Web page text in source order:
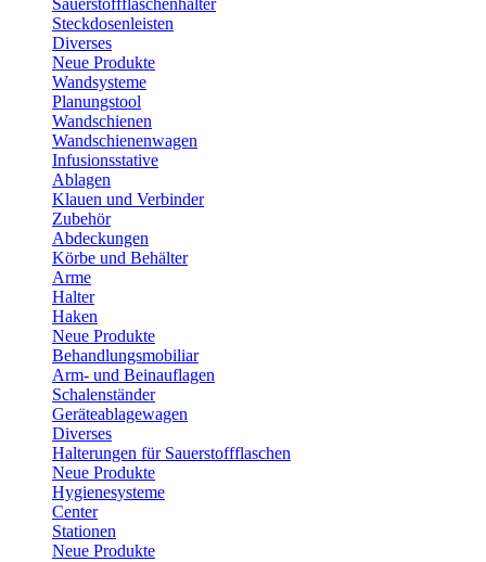
Sauerstoffflaschenhalter
Steckdosenleisten
Diverses
Neue Produkte
Wandsysteme
Planungstool
Wandschienen
Wandschienenwagen
Infusionsstative
Ablagen
Klauen und Verbinder
Zubehör
Abdeckungen
Körbe und Behälter
Arme
Halter
Haken
Neue Produkte
Behandlungsmobiliar
Arm- und Beinauflagen
Schalenständer
Geräteablagewagen
Diverses
Halterungen für Sauerstoffflaschen
Neue Produkte
Hygienesysteme
Center
Stationen
Neue Produkte